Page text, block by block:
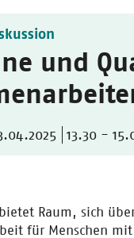
und
13.30 -
Raum, sich
für Menschen